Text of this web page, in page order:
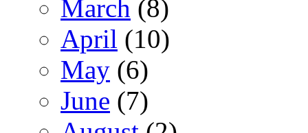
March (8)
April (10)
May (6)
June (7)